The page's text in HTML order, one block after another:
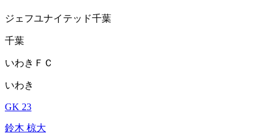
ジェフユナイテッド千葉
千葉
いわきＦＣ
いわき
GK 23
鈴木 椋大